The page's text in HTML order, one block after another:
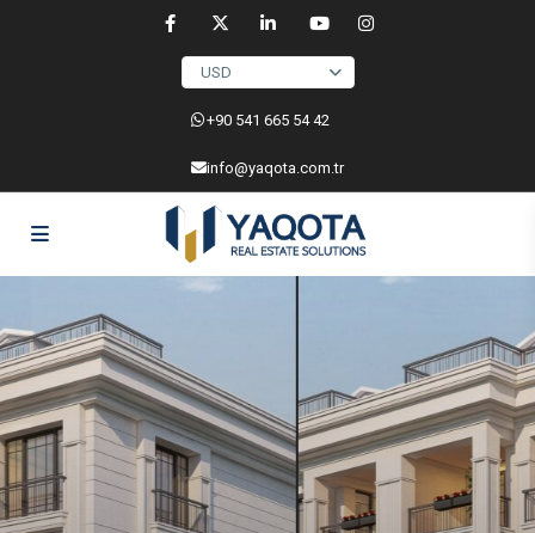
USD
‎+90 541 665 54 42
info@yaqota.com.tr